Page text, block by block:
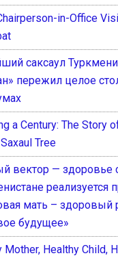
in-Office
саксаул
пережил целое
a Century: The Story
Tree
вектор — здоровье
реализуется
мать – здоровый
будущее»
Mother, Healthy Child,